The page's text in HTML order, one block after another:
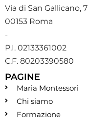
Via di San Gallicano, 7
00153 Roma
-
P.I. 02133361002
C.F. 80203390580
PAGINE
Maria Montessori
Chi siamo
Formazione